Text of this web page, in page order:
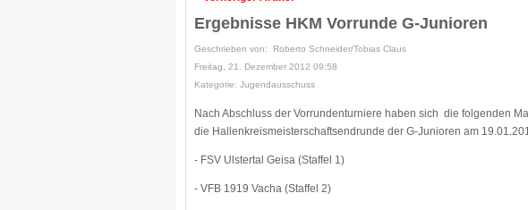
Ergebnisse HKM Vorrunde G-Junioren
Geschrieben von: Roberto Schneider/Tobias Claus
Freitag, 21. Dezember 2012 09:58
Kategorie: Jugendausschuss
Nach Abschluss der Vorrundenturniere haben sich die folgenden
die Hallenkreismeisterschaftsendrunde der G-Junioren am
- FSV Ulstertal Geisa (Staffel 1)
- VFB 1919 Vacha (Staffel 2)